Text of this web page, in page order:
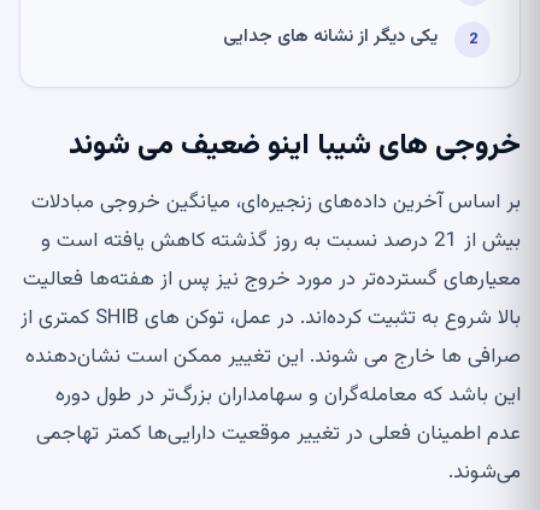
یکی دیگر از نشانه های جدایی
خروجی های شیبا اینو ضعیف می شوند
بر اساس آخرین داده‌های زنجیره‌ای، میانگین خروجی مبادلات
بیش از 21 درصد نسبت به روز گذشته کاهش یافته است و
معیارهای گسترده‌تر در مورد خروج نیز پس از هفته‌ها فعالیت
بالا شروع به تثبیت کرده‌اند. در عمل، توکن های SHIB کمتری از
صرافی ها خارج می شوند. این تغییر ممکن است نشان‌دهنده
این باشد که معامله‌گران و سهامداران بزرگ‌تر در طول دوره
عدم اطمینان فعلی در تغییر موقعیت دارایی‌ها کمتر تهاجمی
می‌شوند.